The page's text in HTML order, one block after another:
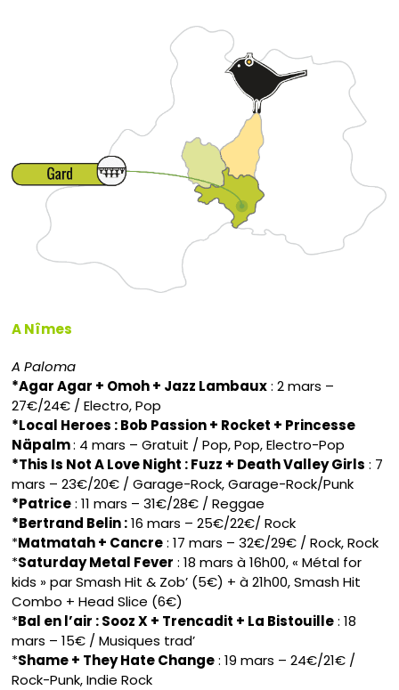
A Nîmes
A Paloma
*Agar Agar + Omoh + Jazz Lambaux: 2 mars –
27€/24€ / Electro, Pop
*Local Heroes : Bob Passion + Rocket + Princesse
Näpalm: 4 mars – Gratuit / Pop, Pop, Electro-Pop
*This Is Not A Love Night : Fuzz + Death Valley Girls : 7
mars – 23€/20€ / Garage-Rock, Garage-Rock/Punk
*Patrice: 11 mars – 31€/28€ / Reggae
*Bertrand Belin :16 mars – 25€/22€/ Rock
*Matmatah + Cancre: 17 mars – 32€/29€ / Rock, Rock
*Saturday Metal Fever : 18 mars à 16h00, « Métal for
kids » par Smash Hit & Zob’ (5€) + à 21h00, Smash Hit
Combo + Head Slice (6€)
*Bal en l’air : Sooz X + Trencadit + La Bistouille: 18
mars – 15€ / Musiques trad’
*Shame + They Hate Change: 19 mars – 24€/21€ /
Rock-Punk, Indie Rock